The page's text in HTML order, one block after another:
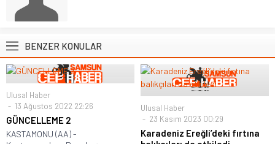
BENZER KONULAR
Ulusal Haber
13 Ağustos 2022 22:26
GÜNCELLEME 2
KASTAMONU (AA) -
Ulusal Haber
23 Kasım 2023 00:29
Karadeniz Ereğli’deki fırtına